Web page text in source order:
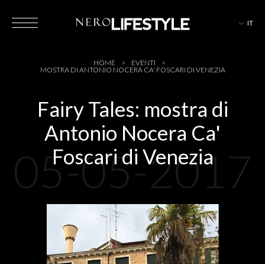
IT
HOTEL
MAGAZINE
EVENTI
HOME
EVENTI
MOSTRA DI ANTONIO NOCERA CA' FOSCARI DI VENEZIA
Fairy Tales: mostra di
Antonio Nocera Ca'
Foscari di Venezia
05-05-2017